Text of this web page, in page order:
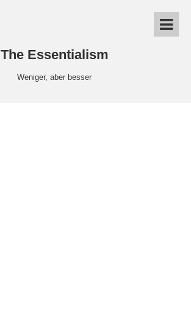
The Essentialism
Weniger, aber besser